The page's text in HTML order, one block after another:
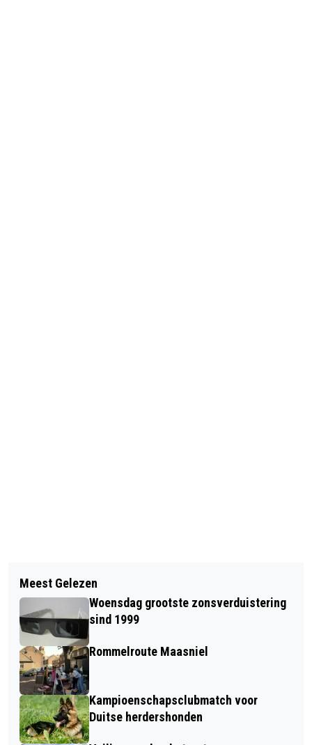
LAURENTIUS INFORMEERT OUDERS
OVER GEVOLGEN VAN VAPEN
JEUGD PLANT EERSTE BOMEN IN
KINDERBOS DE MEINWEG
Meest Gelezen
Woensdag grootste zonsverduistering
sind 1999
Rommelroute Maasniel
Kampioenschapsclubmatch voor
Duitse herdershonden